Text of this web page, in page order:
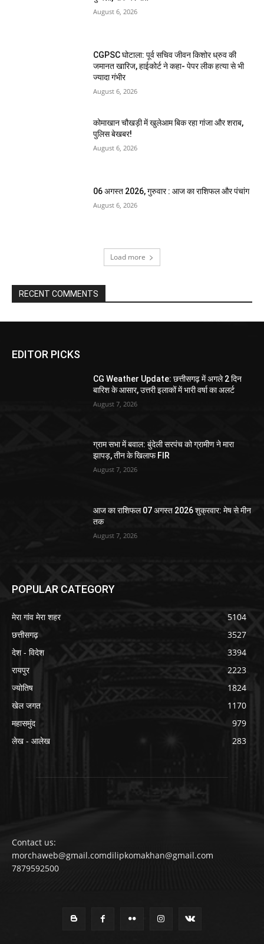
August 6, 2026
CGPSC घोटाला: पूर्व सचिव जीवन किशोर ध्रुव की
जमानत खारिज, हाईकोर्ट ने कहा- पेपर लीक हत्या से भी
ज्यादा गंभीर
August 6, 2026
कोमाखान चौखड़ी में खुलेआम बिक रहा गांजा और शराब,
पुलिस बेखबर!
August 6, 2026
06 अगस्त 2026, गुरुवार : आज का राशिफल और पंचांग
August 6, 2026
Load more
RECENT COMMENTS
EDITOR PICKS
CG Weather Update: छत्तीसगढ़ में अगले 2 दिन
बारिश के आसार, उत्तरी इलाकों में भारी वर्षा का अलर्ट
August 7, 2026
ग्राम सभा में बवाल: बुंदेली सरपंच को ग्रामीण ने मारा
झापड़, तीन के खिलाफ FIR
August 7, 2026
आज का राशिफल 07 अगस्त 2026 शुक्रवार: मेष से मीन
तक
August 7, 2026
POPULAR CATEGORY
मेरा गांव मेरा शहर
5104
छत्तीसगढ़
3527
देश - विदेश
3394
रायपुर
2223
ज्योतिष
1824
खेल जगत
1170
महासमुंद
979
लेख - आलेख
283
Contact us:
morchaweb@gmail.comdilipkomakhan@gmail.com
7879592500